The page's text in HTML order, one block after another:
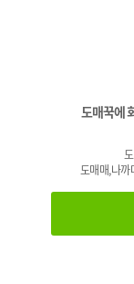
도매꾹에
도매매,나